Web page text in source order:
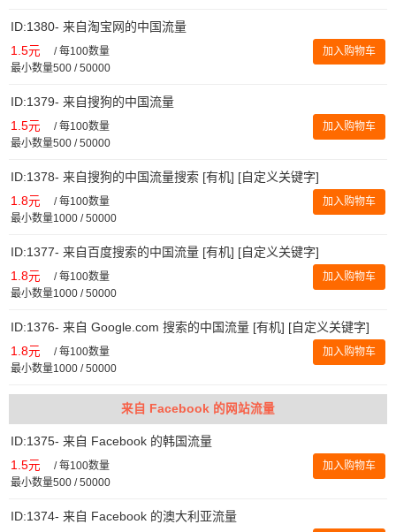
ID:1380- 来自淘宝网的中国流量
1.5元 /每100数量
最小数量500 / 50000
加入购物车
ID:1379- 来自搜狗的中国流量
1.5元 /每100数量
最小数量500 / 50000
加入购物车
ID:1378- 来自搜狗的中国流量搜索 [有机] [自定义关键字]
1.8元 /每100数量
最小数量1000 / 50000
加入购物车
ID:1377- 来自百度搜索的中国流量 [有机] [自定义关键字]
1.8元 /每100数量
最小数量1000 / 50000
加入购物车
ID:1376- 来自 Google.com 搜索的中国流量 [有机] [自定义关键字]
1.8元 /每100数量
最小数量1000 / 50000
加入购物车
来自 Facebook 的网站流量
ID:1375- 来自 Facebook 的韩国流量
1.5元 /每100数量
最小数量500 / 50000
加入购物车
ID:1374- 来自 Facebook 的澳大利亚流量